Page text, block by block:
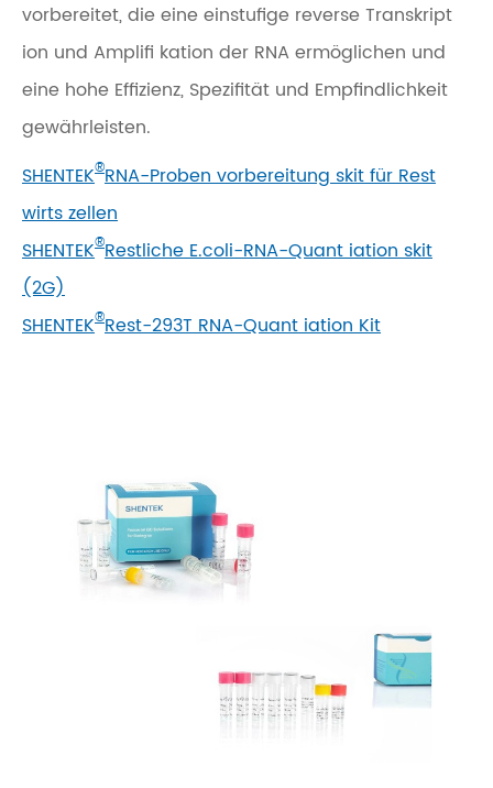
vorbereitet, die eine einstufige reverse Transkript
ion und Amplifi kation der RNA ermöglichen und
eine hohe Effizienz, Spezifität und Empfindlichkeit
gewährleisten.
SHENTEK®RNA-Proben vorbereitung skit für Rest
wirts zellen
SHENTEK®Restliche E.coli-RNA-Quant iation skit
(2G)
SHENTEK®Rest-293T RNA-Quant iation Kit